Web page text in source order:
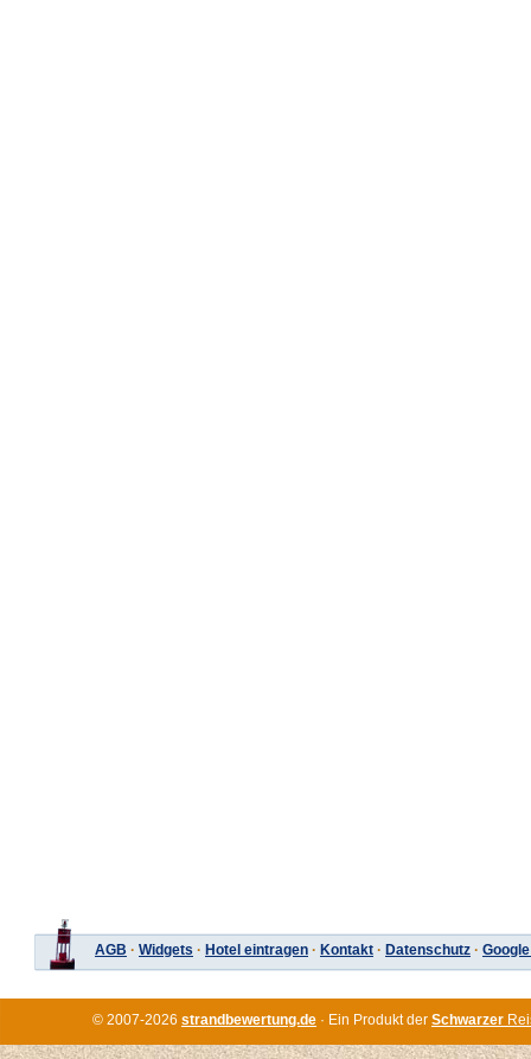
AGB · Widgets · Hotel eintragen · Kontakt · Datenschutz ·
© 2007-2026 strandbewertung.de · Ein Produkt der Schwarzer